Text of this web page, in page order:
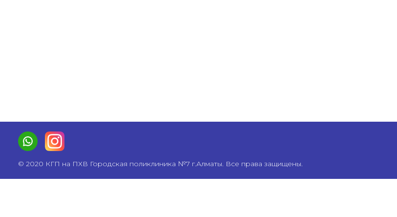
© 2020 КГП на ПХВ Городская поликлиника №7 г.Алматы. Все права защищены.